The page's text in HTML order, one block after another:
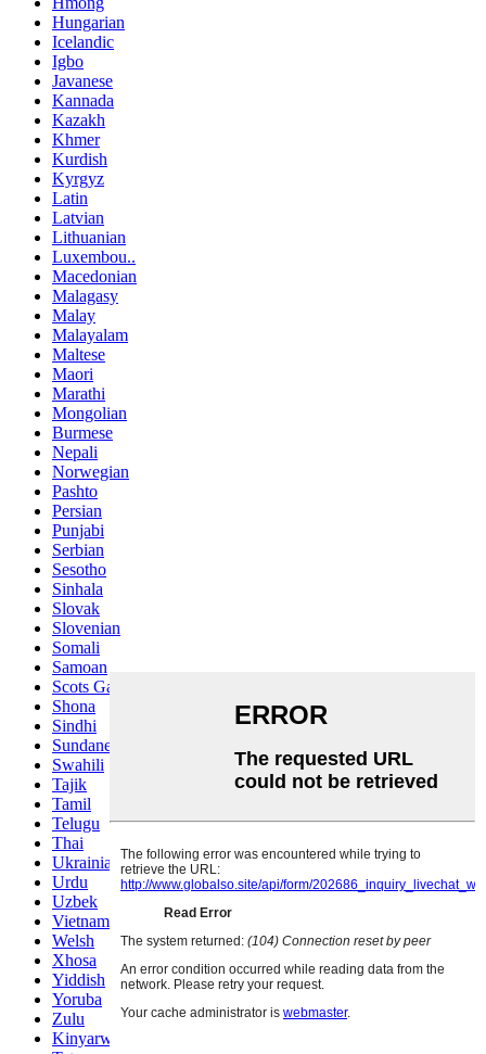
Hungarian
Icelandic
Igbo
Javanese
Kannada
Kazakh
Khmer
Kurdish
Kyrgyz
Latin
Latvian
Lithuanian
Luxembou..
Macedonian
Malagasy
Malay
Malayalam
Maltese
Maori
Marathi
Mongolian
Burmese
Nepali
Norwegian
Pashto
Persian
Punjabi
Serbian
Sesotho
Sinhala
Slovak
Slovenian
Somali
Samoan
Scots Gaelic
Shona
Sindhi
Sundanese
Swahili
Tajik
Tamil
Telugu
Thai
Ukrainian
Urdu
Uzbek
Vietnamese
Welsh
Xhosa
Yiddish
Yoruba
Zulu
Kinyarwanda